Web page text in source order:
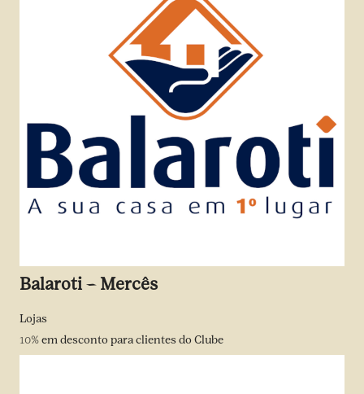
Balaroti – Mercês
Lojas
10%em desconto para clientes do Clube